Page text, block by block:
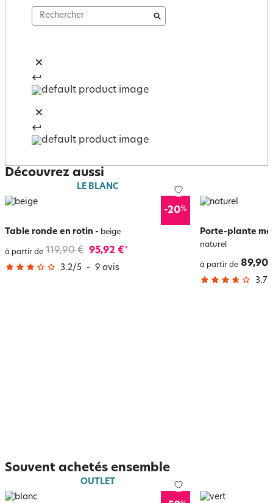
Découvrez aussi
LE BLANC
-20%
Table ronde en rotin - beige
à partir de 119,90 € 95,92 €*
3.2/5 - 9 avis
Porte-plante
naturel
à partir de 89,90
3.7
Souvent achetés ensemble
OUTLET